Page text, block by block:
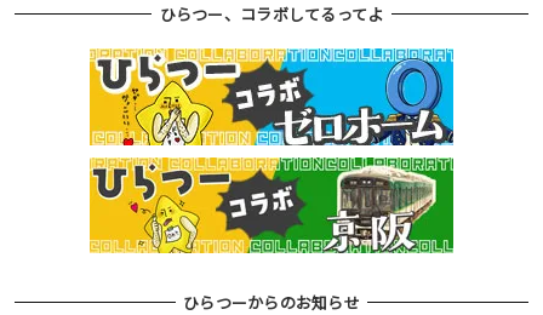
ひらつー、コラボしてるってよ
ひらつーからのお知らせ